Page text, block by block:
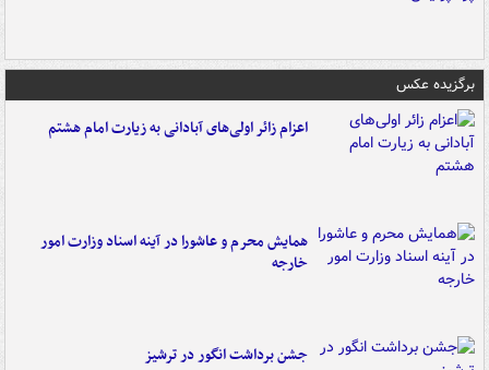
برگزیده عکس
اعزام زائر اولی‌های آبادانی به زیارت امام هشتم
همایش محرم و عاشورا در آینه اسناد وزارت امور
خارجه
جشن برداشت انگور در ترشیز